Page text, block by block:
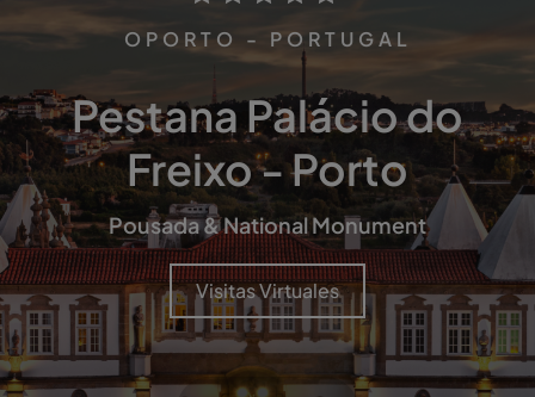
OPORTO - PORTUGAL
Pestana Palácio do
Freixo - Porto
Pousada & National Monument
Visitas Virtuales